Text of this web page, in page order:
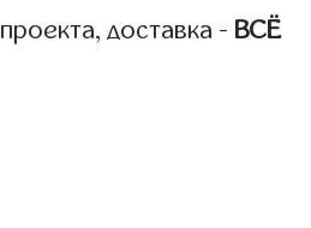
доставка - ВСЁ